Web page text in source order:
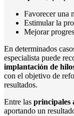
Favorecer una
Estimular la
Mejorar
En determinados
especialista puede
implantación de
con el objetivo de
resultados.
Entre las principales
aportando un